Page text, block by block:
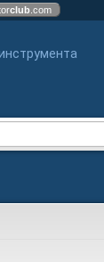
club .com